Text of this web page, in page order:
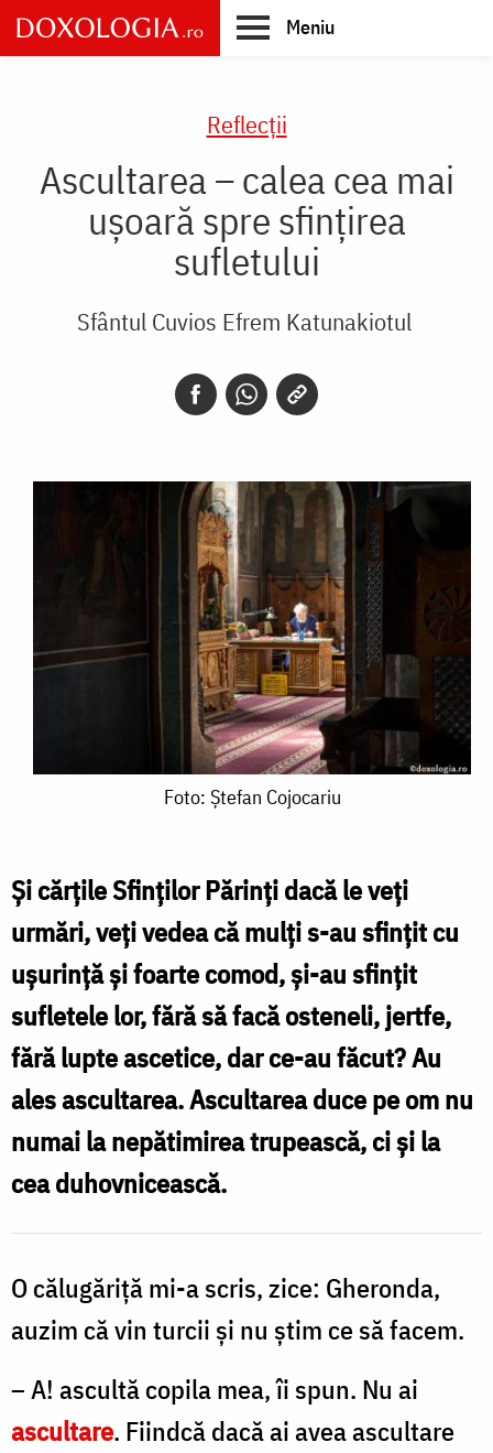
Skip
to
main
Meniu
Reflecții
Ascultarea – calea cea mai
uşoară spre sfinţirea
sufletului
Sfântul Cuvios Efrem Katunakiotul
Foto: Ştefan Cojocariu
Și cărțile Sfinților Părinți dacă le veți
urmări, veți vedea că mulți s-au sfințit cu
ușurință și foarte comod, și-au sfințit
sufletele lor, fără să facă osteneli, jertfe,
fără lupte ascetice, dar ce-au făcut? Au
ales ascultarea. Ascultarea duce pe om nu
numai la nepătimirea trupească, ci și la
cea duhovnicească.
O călugăriță mi-a scris, zice: Gheronda,
auzim că vin turcii și nu știm ce să facem.
– A! ascultă copila mea, îi spun. Nu ai
ascultare. Fiindcă dacă ai avea ascultare